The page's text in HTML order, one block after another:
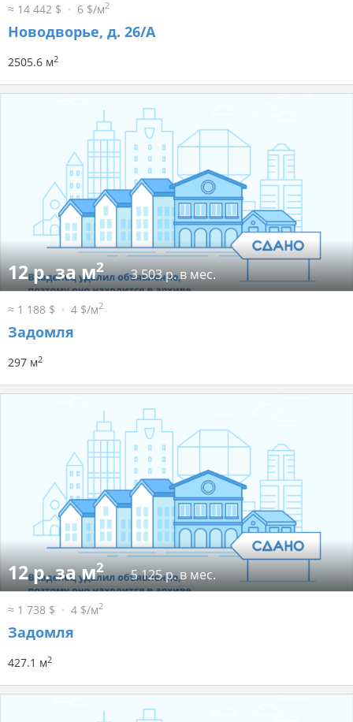
≈ 14 442 $ 6 $/м2
Новодворье, д. 26/А
2505.6 м2
12 р. за м2 3 503 р. в мес.
≈ 1 188 $ 4 $/м2
Задомля
297 м2
12 р. за м2 5 125 р. в мес.
≈ 1 738 $ 4 $/м2
Задомля
427.1 м2